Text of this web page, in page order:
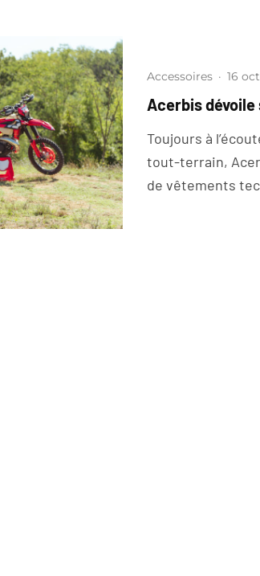
Accessoires · 16
Acerbis
Toujours à
tout-terrain,
de vêtements